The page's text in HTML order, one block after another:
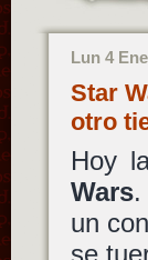
Lun 4
Star
otro
Hoy
Wars.
un